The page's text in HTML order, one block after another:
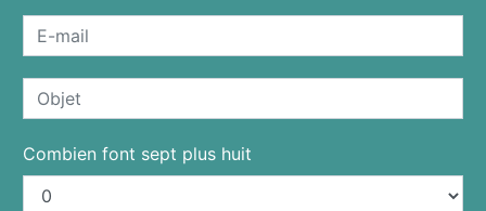
Combien font sept plus huit